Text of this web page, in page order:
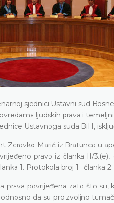
sjednici Ustavni sud
ljudskih prava i
Ustavnoga suda BiH,
Zdravko Marić iz Bratunca u
pravo iz članka II/
1. Protokola broj 1 i članka
prava povrijeđena zato što
da su proizvoljno